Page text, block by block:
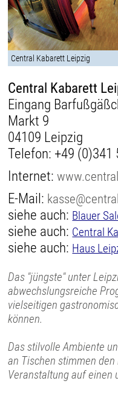
Central Kabarett Leipzig
Central Kabarett
Eingang
Markt 9
04109 Leipzig
Telefon: +49 (0)341
Internet:
E-Mail:
siehe auch: Blauer
siehe auch: Central
siehe auch: Haus
Das "jüngste" unter
abwechslungsreiche
vielseitigen
können.
Das stilvolle Ambiente
an Tischen stimmen
Veranstaltung auf einen